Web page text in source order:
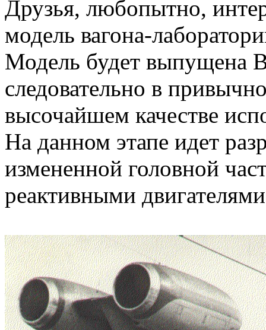
Друзья, любопытно,
модель вагона-
Модель будет выпущена
следовательно в
высочайшем качестве
На данном этапе идет
измененной головной
реактивными